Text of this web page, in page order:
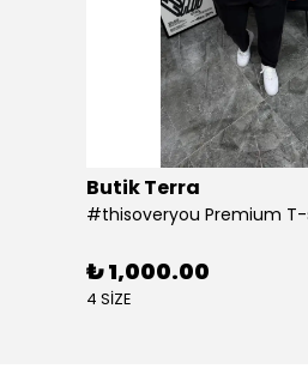
Butik Terra
#thisoveryou Premium T-
₺ 1,000.00
4 SİZE